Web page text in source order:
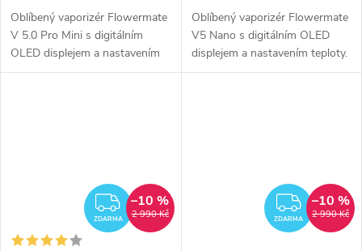
Oblíbený vaporizér Flowermate
V 5.0 Pro Mini s digitálním
OLED displejem a nastavením
teploty. Vaporizér je vhodný
Oblíbený vaporizér Flowermate
V5 Nano s digitálním OLED
displejem a nastavením teploty.
Vaporizér je vhodný nejen na
ZDARMA
ZDARMA 2 990 Kč
–10 %
ZDARMA 2 990 Kč
–10 %